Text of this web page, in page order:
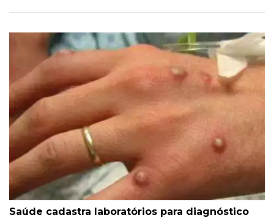
Saúde cadastra laboratórios para diagnóstico